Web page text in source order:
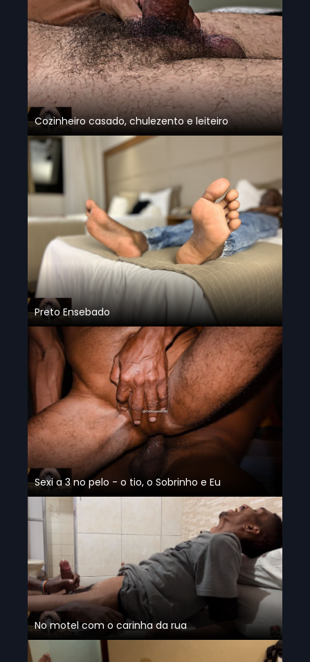
Cozinheiro casado, chulezento e leiteiro
Preto Ensebado
Sexi a 3 no pelo - o tio, o Sobrinho e Eu
No motel com o carinha da rua